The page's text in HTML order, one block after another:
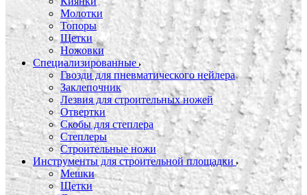
Молотки
Топоры
Щетки
Ножовки
Специализированные
Гвозди для пневматического нейлера
Заклепочник
Лезвия для строительных ножей
Отвертки
Скобы для степлера
Степлеры
Строительные ножи
Инструменты для строительной площадки
Мешки
Щетки